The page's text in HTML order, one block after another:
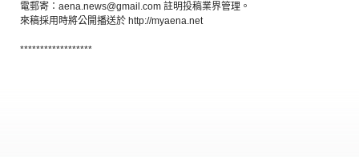
電郵寄：aena.news@gmail.com 註明投稿業界管理。
來稿採用時將公開播送於 http://myaena.net
******************